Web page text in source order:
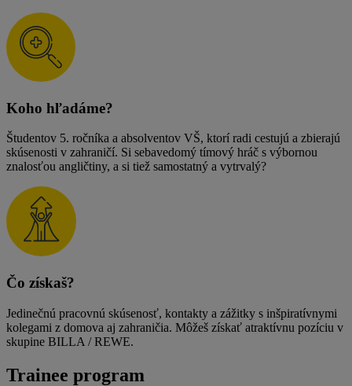
Koho hľadáme?
Študentov 5. ročníka a absolventov VŠ, ktorí radi cestujú a zbierajú
skúsenosti v zahraničí. Si sebavedomý tímový hráč s výbornou
znalosťou angličtiny, a si tiež samostatný a vytrvalý?
Čo získaš?
Jedinečnú pracovnú skúsenosť, kontakty a zážitky s inšpiratívnymi
kolegami z domova aj zahraničia. Môžeš získať atraktívnu pozíciu v
skupine BILLA / REWE.
Trainee program